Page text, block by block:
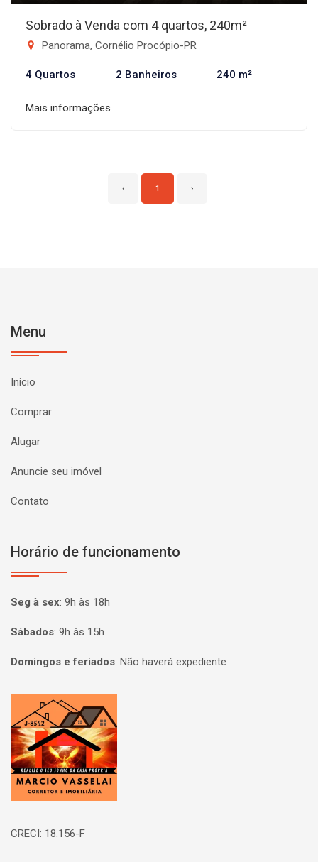
Sobrado à Venda com 4 quartos, 240m²
Panorama, Cornélio Procópio-PR
4 Quartos 2 Banheiros 240 m²
Mais informações
‹ 1 ›
Menu
Início
Comprar
Alugar
Anuncie seu imóvel
Contato
Horário de funcionamento
Seg à sex: 9h às 18h
Sábados: 9h às 15h
Domingos e feriados: Não haverá expediente
Página inicial
CRECI: 18.156-F